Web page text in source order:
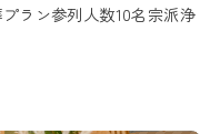
ラン参列人数10名宗派浄